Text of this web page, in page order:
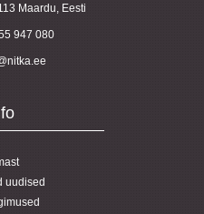
Maardu, Eesti
947 080
uudised